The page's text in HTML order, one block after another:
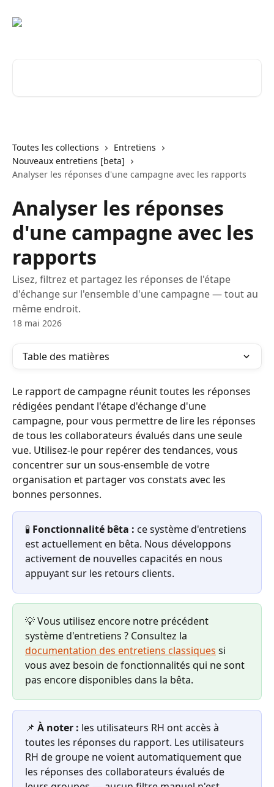
Toutes les collections
Entretiens
Nouveaux entretiens [beta]
Analyser les réponses d'une campagne avec les rapports
Analyser les réponses
d'une campagne avec les
rapports
Lisez, filtrez et partagez les réponses de l'étape
d'échange sur l'ensemble d'une campagne — tout au
même endroit.
18 mai 2026
Table des matières
Le rapport de campagne réunit toutes les réponses
rédigées pendant l'étape d'échange d'une
campagne, pour vous permettre de lire les réponses
de tous les collaborateurs évalués dans une seule
vue. Utilisez-le pour repérer des tendances, vous
concentrer sur un sous-ensemble de votre
organisation et partager vos constats avec les
bonnes personnes.
🧪 Fonctionnalité bêta : ce système d'entretiens
est actuellement en bêta. Nous développons
activement de nouvelles capacités en nous
appuyant sur les retours clients.
💡 Vous utilisez encore notre précédent
système d'entretiens ? Consultez la
documentation des entretiens classiques si
vous avez besoin de fonctionnalités qui ne sont
pas encore disponibles dans la bêta.
📌 À noter : les utilisateurs RH ont accès à
toutes les réponses du rapport. Les utilisateurs
RH de groupe ne voient automatiquement que
les réponses des collaborateurs évalués de